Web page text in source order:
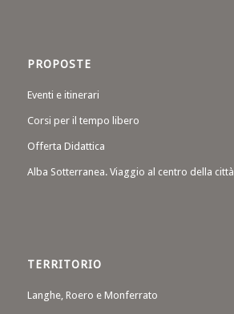
PROPOSTE
Eventi e itinerari
Corsi per il tempo libero
Offerta Didattica
Alba Sotterranea. Viaggio al centro della città
TERRITORIO
Langhe, Roero e Monferrato